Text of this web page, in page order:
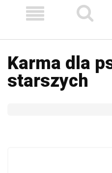
Karma dla
starszych